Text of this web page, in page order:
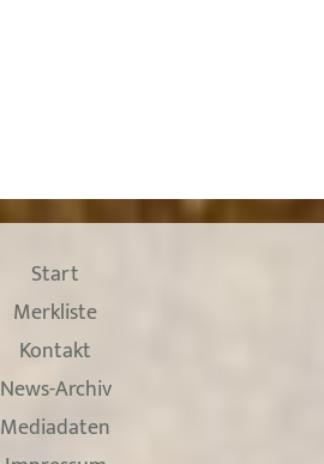
Start
Merkliste
Kontakt
News-Archiv
Mediadaten